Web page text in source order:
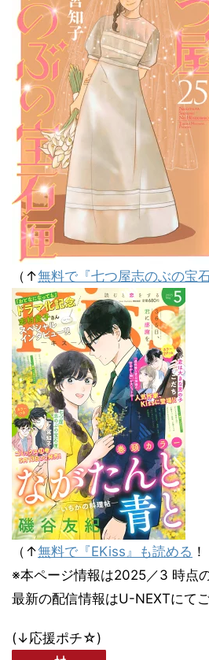
（↑無料で『七つ屋志のぶの宝
（↑無料で『EKiss』も読める
※本ページ情報は2025／3 時点
最新の配信情報はU-NEXTにて
(↓応援ポチ☆)